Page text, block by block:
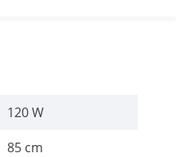
120 W
85 cm